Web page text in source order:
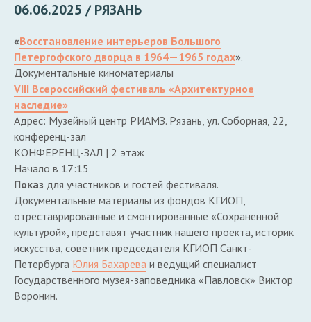
06.06.2025 / РЯЗАНЬ
«Восстановление интерьеров Большого
Петергофского дворца в 1964—1965 годах».
Документальные киноматериалы
VIII Всероссийский фестиваль «Архитектурное
наследие»
Адрес: Музейный центр РИАМЗ. Рязань, ул. Соборная, 22,
конференц-зал
КОНФЕРЕНЦ-ЗАЛ | 2 этаж
Начало в 17:15
Показ для участников и гостей фестиваля.
Документальные материалы из фондов КГИОП,
отреставрированные и смонтированные «Сохраненной
культурой», представят участник нашего проекта, историк
искусства, советник председателя КГИОП Санкт-
Петербурга Юлия Бахарева и ведущий специалист
Государственного музея-заповедника «Павловск» Виктор
Воронин.